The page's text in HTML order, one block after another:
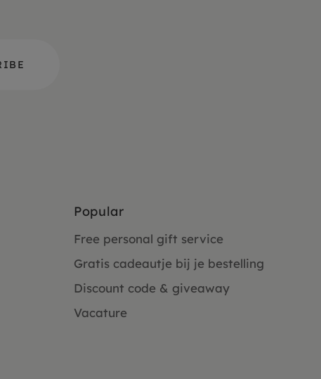
Popular
Free personal gift service
Gratis cadeautje bij je bestelling
Discount code & giveaway
Vacature